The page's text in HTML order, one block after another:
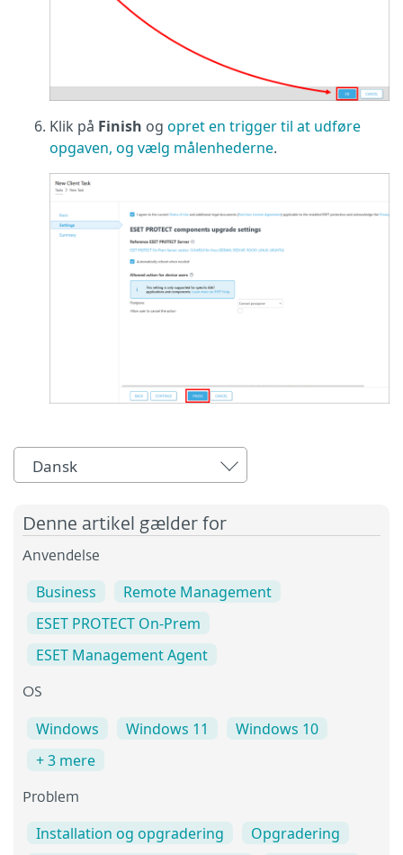
Klik på Finish og opret en trigger til at udføre
opgaven, og vælg målenhederne.
Dansk
Denne artikel gælder for
Anvendelse
Business
Remote Management
ESET PROTECT On-Prem
ESET Management Agent
OS
Windows Windows 11
Windows 10
+ 3 mere
Problem
Installation og opgradering
Opgradering